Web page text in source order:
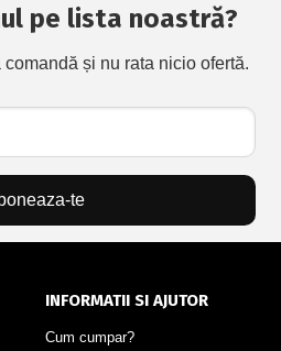
pe lista noastră?
și nu rata nicio ofertă.
te
INFORMATII SI AJUTOR
Cum cumpar?